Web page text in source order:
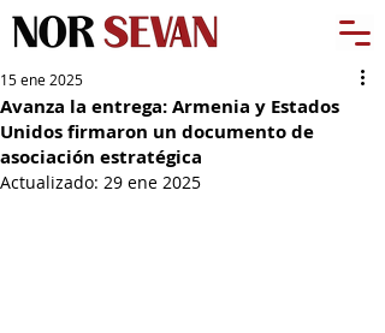
Avanza la entrega: Armenia y Estados
Unidos firmaron un documento de
asociación estratégica
15 ene 2025
Actualizado: 29 ene 2025